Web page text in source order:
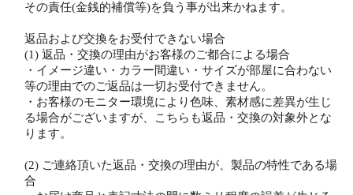
その責任(金銭的補償等)を負う事が出来かねます。
返品および交換をお受付できない場合
(1) 返品・交換の理由がお客様のご都合による場合
・イメージ違い・カラー間違い・サイズが部屋に合わない
等の理由でのご返品は一切お受付できません。
・お客様のモニター環境により色味、素材感に差異が生じ
る場合がございますが、こちらも返品・交換の対象外とな
ります。
(2) ご連絡頂いた返品・交換の理由が、製品の特性である場
合